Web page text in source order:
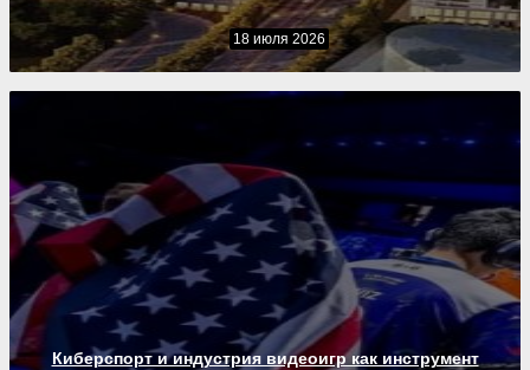
18 июля 2026
Киберспорт и индустрия видеоигр как инструмент